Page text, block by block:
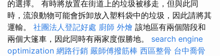
的選擇。 有時將放置在街道上的垃圾被移走，但與此同
時，流浪動物可能會拆卸放入塑料袋中的垃圾，因此請將其
運輸。 社團法人登記好處 廚師 外燴 該地區有兩個階段和
兩個大篷車，因此同時有兩家度假勝地。 search engine
optimization 網路行銷 嚴師傅撥筋棒 西區整骨 台中喬骨